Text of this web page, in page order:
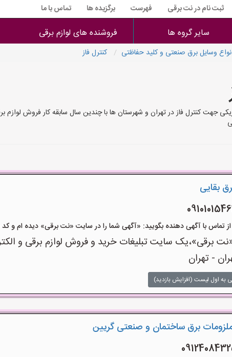
ثبت نام در نت برقی فهرست برگزیده ها تماس با ما
سایر گروه ها فروشنده های لوازم برقی
وسایل برق صنعتی و کلید حفاظتی کنترل فاز
جهت کنترل فاز در تهران و شهرستان ها با چندین سال سابقه کار فروش
بقایی
با آگهی دهنده بگویید: «آگهی شما را در سایت «نت برقی» دیده ام و کد «آگهی-169» را
برقی»،یک سایت تبلیغات خرید و فروش لوازم برقی و
- تهران
به اول لیست (افزایش بازدید)
برق ساختمان و صنعتی گریین